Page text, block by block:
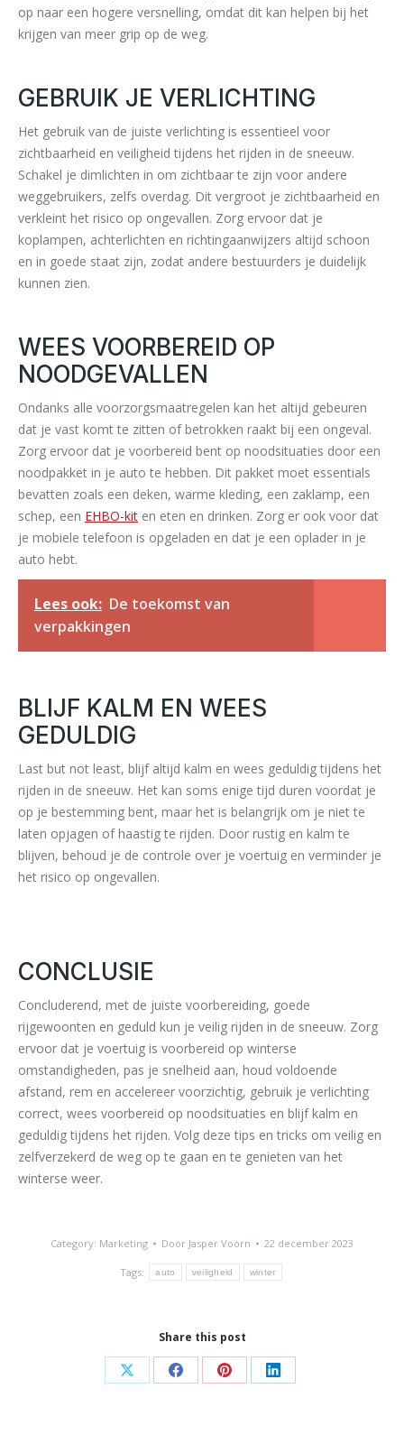
op naar een hogere versnelling, omdat dit kan helpen bij het
krijgen van meer grip op de weg.
GEBRUIK JE VERLICHTING
Het gebruik van de juiste verlichting is essentieel voor
zichtbaarheid en veiligheid tijdens het rijden in de sneeuw.
Schakel je dimlichten in om zichtbaar te zijn voor andere
weggebruikers, zelfs overdag. Dit vergroot je zichtbaarheid en
verkleint het risico op ongevallen. Zorg ervoor dat je
koplampen, achterlichten en richtingaanwijzers altijd schoon
en in goede staat zijn, zodat andere bestuurders je duidelijk
kunnen zien.
WEES VOORBEREID OP
NOODGEVALLEN
Ondanks alle voorzorgsmaatregelen kan het altijd gebeuren
dat je vast komt te zitten of betrokken raakt bij een ongeval.
Zorg ervoor dat je voorbereid bent op noodsituaties door een
noodpakket in je auto te hebben. Dit pakket moet essentials
bevatten zoals een deken, warme kleding, een zaklamp, een
schep, een EHBO-kit en eten en drinken. Zorg er ook voor dat
je mobiele telefoon is opgeladen en dat je een oplader in je
auto hebt.
Lees ook: De toekomst van
verpakkingen
BLIJF KALM EN WEES
GEDULDIG
Last but not least, blijf altijd kalm en wees geduldig tijdens het
rijden in de sneeuw. Het kan soms enige tijd duren voordat je
op je bestemming bent, maar het is belangrijk om je niet te
laten opjagen of haastig te rijden. Door rustig en kalm te
blijven, behoud je de controle over je voertuig en verminder je
het risico op ongevallen.
CONCLUSIE
Concluderend, met de juiste voorbereiding, goede
rijgewoonten en geduld kun je veilig rijden in de sneeuw. Zorg
ervoor dat je voertuig is voorbereid op winterse
omstandigheden, pas je snelheid aan, houd voldoende
afstand, rem en accelereer voorzichtig, gebruik je verlichting
correct, wees voorbereid op noodsituaties en blijf kalm en
geduldig tijdens het rijden. Volg deze tips en tricks om veilig en
zelfverzekerd de weg op te gaan en te genieten van het
winterse weer.
Category: Marketing Door Jasper Voorn 22 december 2023
Tags: auto veiligheid winter
Share this post
Share Share Share Share